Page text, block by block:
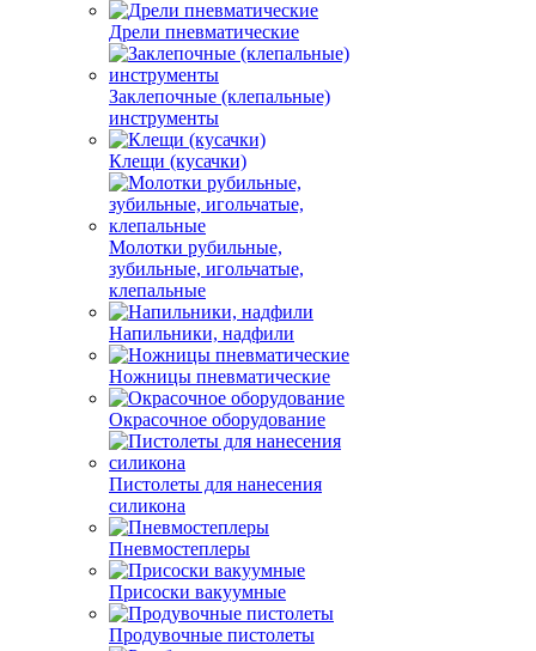
Дрели пневматические
Заклепочные (клепальные)
инструменты
Клещи (кусачки)
Молотки рубильные,
зубильные, игольчатые,
клепальные
Напильники, надфили
Ножницы пневматические
Окрасочное оборудование
Пистолеты для нанесения
силикона
Пневмостеплеры
Присоски вакуумные
Продувочные пистолеты